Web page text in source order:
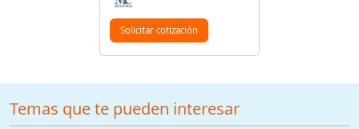
Solicitar cotización
Temas que te pueden interesar